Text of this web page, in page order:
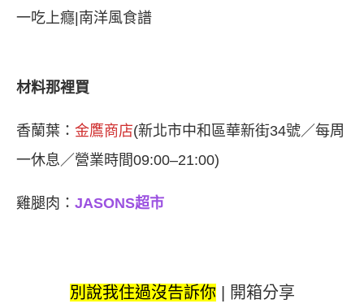
一吃上癮|南洋風食譜
材料那裡買
香蘭葉： 金鷹商店(新北市中和區華新街34號／每周
一休息／營業時間09:00–21:00)
雞腿肉： JASONS超市
別說我住過沒告訴你 開箱分享